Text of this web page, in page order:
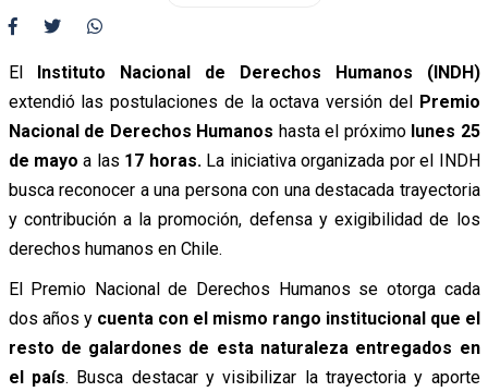
El Instituto Nacional de Derechos Humanos (INDH)
extendió las postulaciones de la octava versión del Premio
Nacional de Derechos Humanos hasta el próximo lunes 25
de mayo a las 17 horas. La iniciativa organizada por el INDH
busca reconocer a una persona con una destacada trayectoria
y contribución a la promoción, defensa y exigibilidad de los
derechos humanos en Chile.
El Premio Nacional de Derechos Humanos se otorga cada
dos años y cuenta con el mismo rango institucional que el
resto de galardones de esta naturaleza entregados en
el país. Busca destacar y visibilizar la trayectoria y aporte